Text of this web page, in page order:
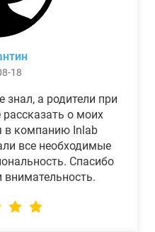
18
а родители при
о моих
в компанию Inlab
все необходимые
Спасибо
внимательность.